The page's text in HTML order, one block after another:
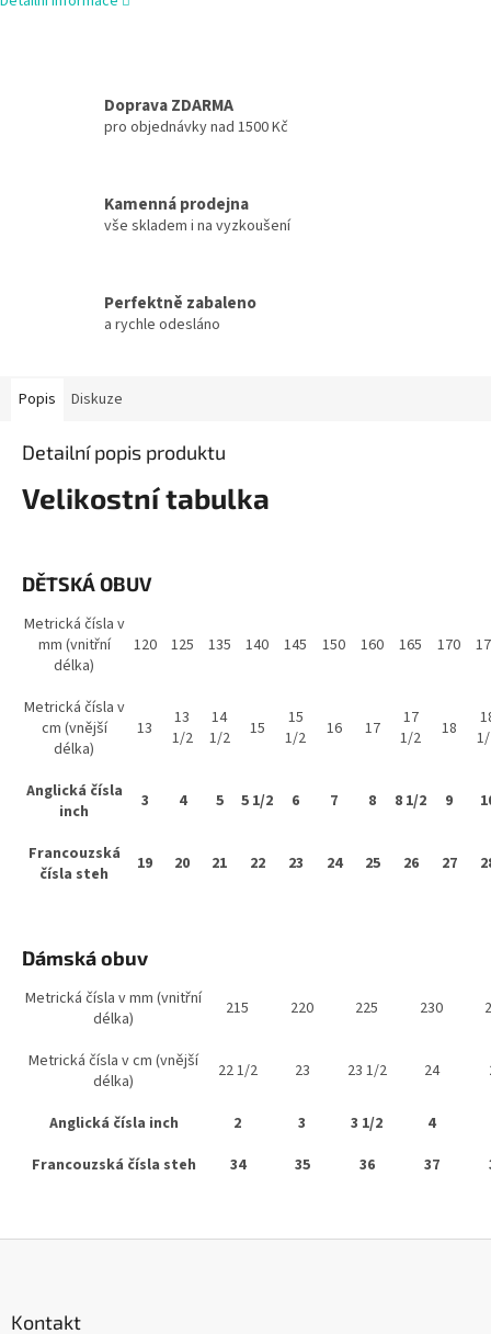
Doprava ZDARMA
pro objednávky nad 1500 Kč
Kamenná prodejna
vše skladem i na vyzkoušení
Perfektně zabaleno
a rychle odesláno
Popis Diskuze
Detailní popis produktu
Velikostní tabulka
DĚTSKÁ OBUV
Metrická čísla v
mm (vnitřní
délka)
120 125 135 140 145 150 160 165 170
Metrická čísla v
cm (vnější
délka)
13
13
1/2
14
1/2
15
15
1/2
16 17
17
1/2
18
Anglická čísla
inch
3 4 5 5 1/2 6 7 8 8 1/2 9
Francouzská
čísla steh
19 20 21 22 23 24 25 26 27
Dámská obuv
Metrická čísla v mm (vnitřní
délka)
215 220 225 230
Metrická čísla v cm (vnější
délka)
22 1/2 23 23 1/2 24
Anglická čísla inch 2 3 3 1/2
4
Francouzská čísla steh
34 35 36 37
Kontakt